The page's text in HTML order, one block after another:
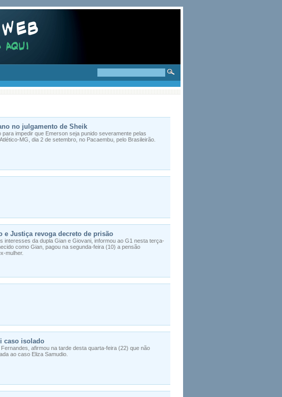
no julgamento de Sheik
impedir que Emerson seja punido severamente pelas
MG, dia 2 de setembro, no Pacaembu, pelo Brasileirão.
e Justiça revoga decreto de prisão
interesses da dupla Gian e Giovani, informou ao G1 nesta terça-
como Gian, pagou na segunda-feira (10) a pensão
mulher.
caso isolado
afirmou na tarde desta quarta-feira (22) que não
ao caso Eliza Samudio.